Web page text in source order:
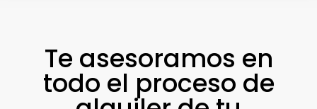
Te asesoramos en
todo el proceso de